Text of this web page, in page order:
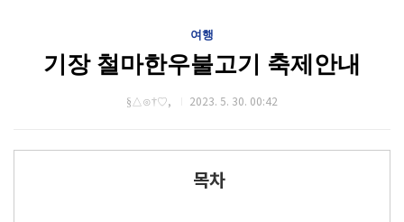
여행
기장 철마한우불고기 축제안내
§△⊙†♡, 2023. 5. 30. 00:42
목차